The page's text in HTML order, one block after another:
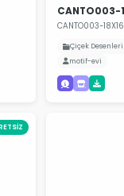
CANTO003-
CANTO003-
Çiçek Desenleri
motif-evi